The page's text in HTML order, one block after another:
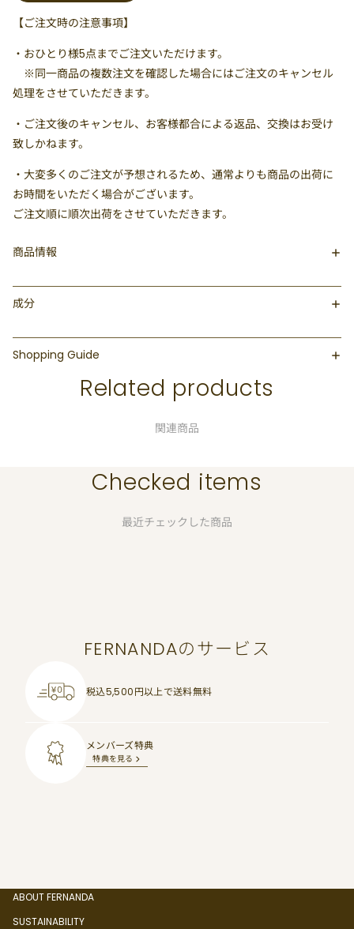
【ご注文時の注意事項】
・ おひとり様5点までご注文いただけます。
※同一商品の複数注文を確認した場合にはご注文のキャンセル
処理をさせていただきます。
・ご注文後のキャンセル、お客様都合による返品、交換はお受け
致しかねます。
・大変多くのご注文が予想されるため、通常よりも商品の出荷に
お時間をいただく場合がございます。
ご注文順に順次出荷をさせていただきます。
商品情報
成分
Shopping Guide
Related products
関連商品
Checked items
最近チェックした商品
FERNANDAのサービス
税込5,500円以上で送料無料
メンバーズ特典
特典を見る
ABOUT FERNANDA
SUSTAINABILITY